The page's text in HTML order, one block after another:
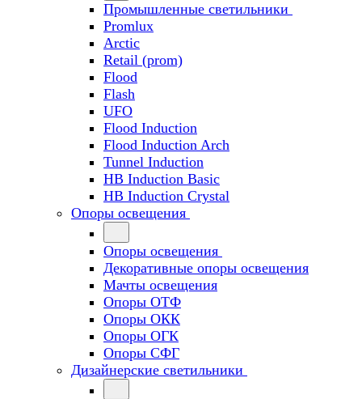
Промышленные светильники
Promlux
Arctic
Retail (prom)
Flood
Flash
UFO
Flood Induction
Flood Induction Arch
Tunnel Induction
HB Induction Basic
HB Induction Crystal
Опоры освещения
Опоры освещения
Декоративные опоры освещения
Мачты освещения
Опоры ОТФ
Опоры ОКК
Опоры ОГК
Опоры СФГ
Дизайнерские светильники